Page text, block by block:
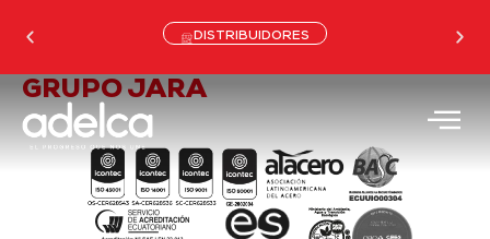
DISTRIBUIDORES
GRUPO JARA